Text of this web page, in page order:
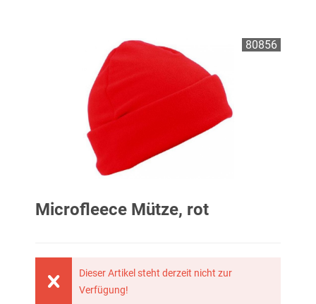
80856
Microfleece Mütze, rot
Dieser Artikel steht derzeit nicht zur
Verfügung!